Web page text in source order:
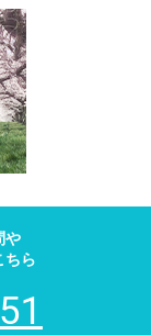
や
ちら